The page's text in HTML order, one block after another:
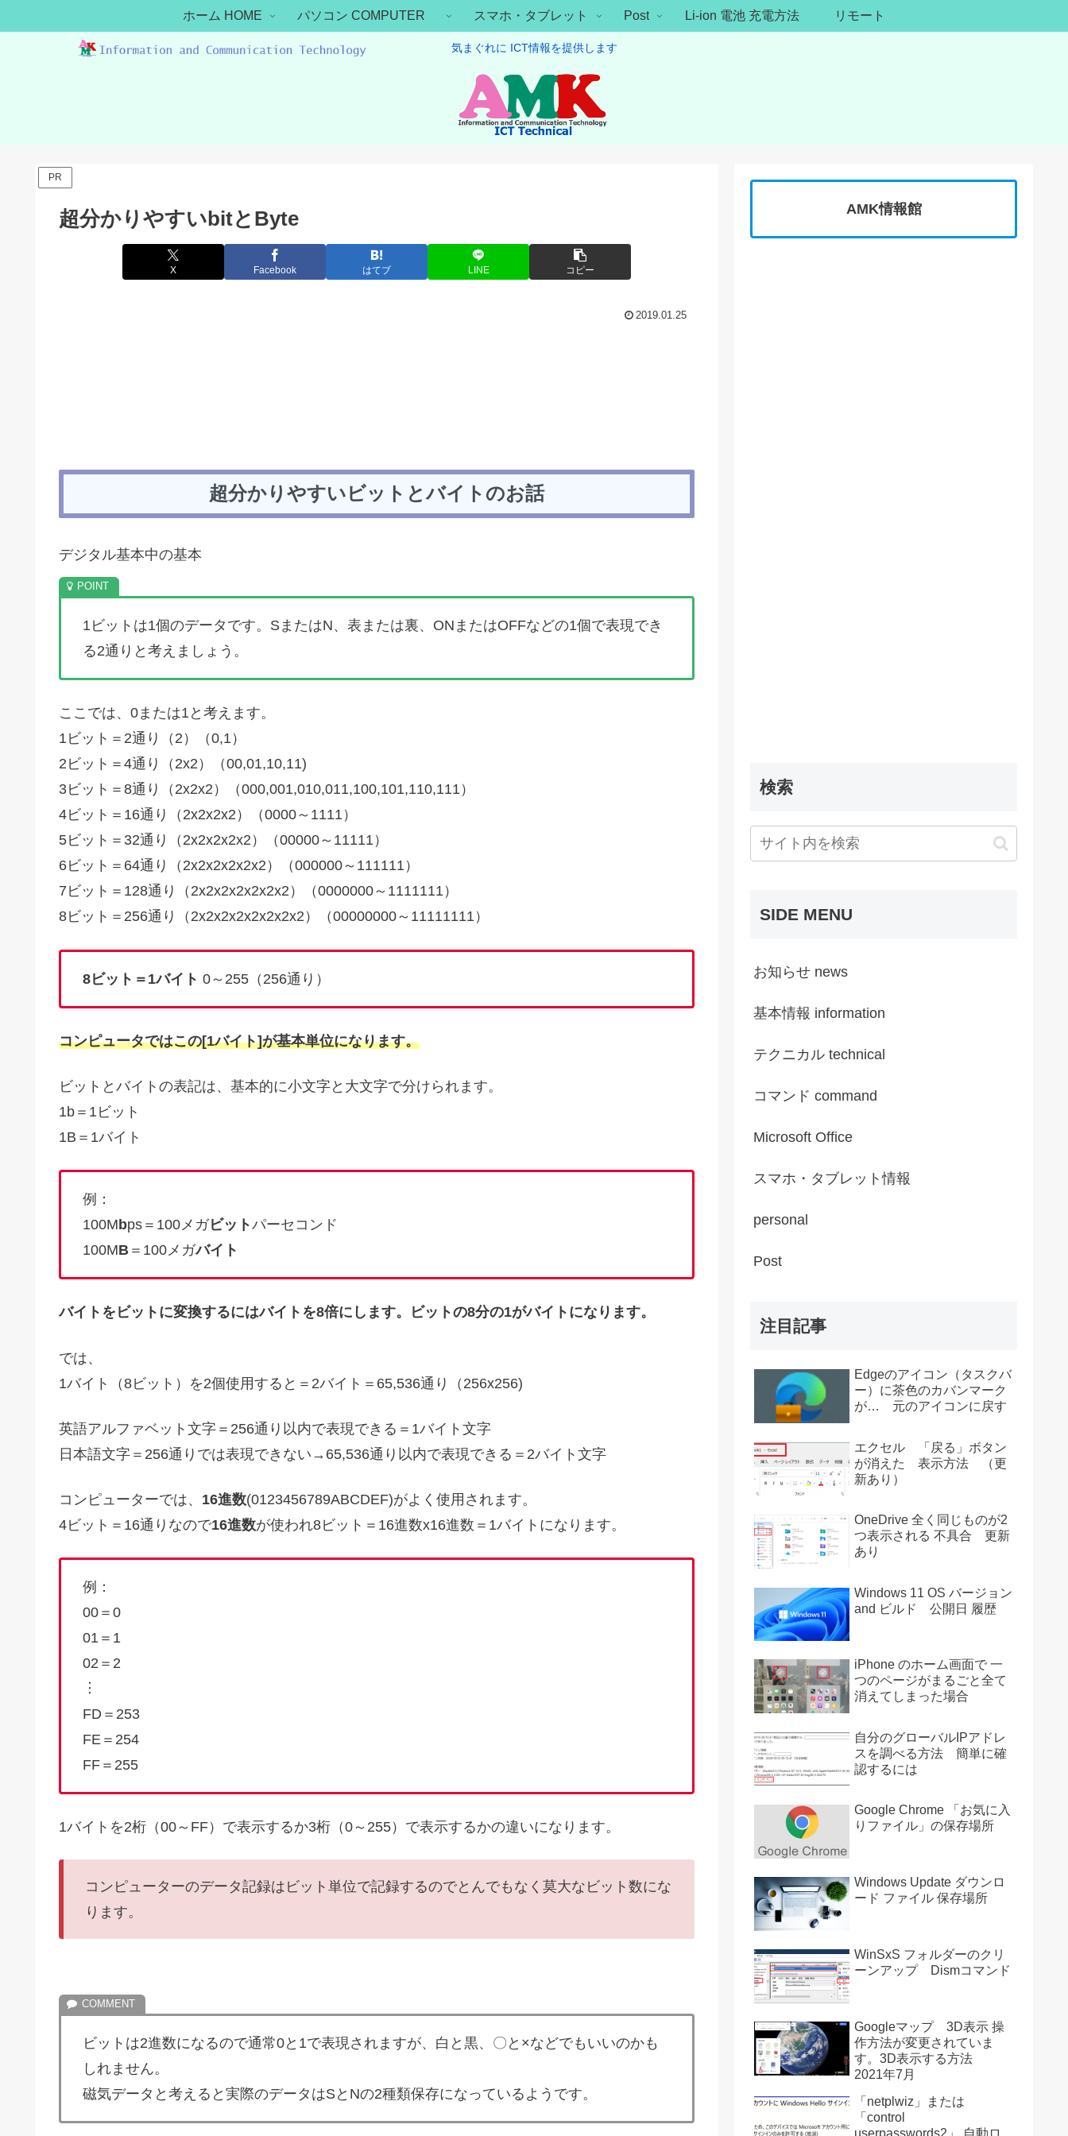
気まぐれに ICT情報を提供します
ホーム HOME パソコン COMPUTER スマホ・タブレット Post Li-ion 電池 充電方法 リモート
PR
超分かりやすいbitとByte
X Facebook はてブ LINE コピー
2019.01.25
超分かりやすいビットとバイトのお話
デジタル基本中の基本
1ビットは1個のデータです。SまたはN、表または裏、ONまたはOFFなどの1個で表現でき
る2通りと考えましょう。
ここでは、0または1と考えます。
1ビット＝2通り（2）（0,1）
2ビット＝4通り（2x2）（00,01,10,11)
3ビット＝8通り（2x2x2）（000,001,010,011,100,101,110,111）
4ビット＝16通り（2x2x2x2）（0000～1111）
5ビット＝32通り（2x2x2x2x2）（00000～11111）
6ビット＝64通り（2x2x2x2x2x2）（000000～111111）
7ビット＝128通り（2x2x2x2x2x2x2）（0000000～1111111）
8ビット＝256通り（2x2x2x2x2x2x2x2）（00000000～11111111）
8ビット＝1バイト 0～255（256通り）
コンピュータではこの[1バイト]が基本単位になります。
ビットとバイトの表記は、基本的に小文字と大文字で分けられます。
1b＝1ビット
1B＝1バイト
例：
100M bps＝100メガビットパーセコンド
100MB ＝100メガバイト
バイトをビットに変換するにはバイトを8倍にします。ビットの8分の1がバイトになります。
では、
1バイト（8ビット）を2個使用すると＝2バイト＝65,536通り（256x256)
英語アルファベット文字＝256通り以内で表現できる＝1バイト文字
日本語文字＝256通りでは表現できない→65,536通り以内で表現できる＝2バイト文字
コンピューターでは、 16進数(0123456789ABCDEF)がよく使用されます。
4ビット＝16通りなので16進数が使われ8ビット＝16進数x16進数＝1バイトになります。
例：
00＝0
01＝1
02＝2
︙
FD＝253
FE＝254
FF＝255
1バイトを2桁（00～FF）で表示するか3桁（0～255）で表示するかの違いになります。
コンピューターのデータ記録はビット単位で記録するのでとんでもなく莫大なビット数にな
ります。
ビットは2進数になるので通常0と1で表現されますが、白と黒、〇と×などでもいいのかも
しれません。
磁気データと考えると実際のデータはSとNの2種類保存になっているようです。
AMK情報館
検索
SIDE MENU
お知らせ news
基本情報 information
テクニカル technical
コマンド command
Microsoft Office
スマホ・タブレット情報
personal
Post
注目記事
Edgeのアイコン（タスクバ
ー）に茶色のカバンマーク
が… 元のアイコンに戻す
エクセル 「戻る」ボタン
が消えた 表示方法 （更
新あり）
OneDrive 全く同じものが2
つ表示される 不具合 更新
あり
Windows 11 OS バージョン
and ビルド 公開日 履歴
iPhone のホーム画面で 一
つのページがまるごと全て
消えてしまった場合
自分のグローバルIPアドレ
スを調べる方法 簡単に確
認するには
Google Chrome 「お気に入
りファイル」の保存場所
Windows Update ダウンロ
ード ファイル 保存場所
WinSxS フォルダーのクリ
ーンアップ Dismコマンド
Googleマップ 3D表示 操
作方法が変更されていま
す。3D表示する方法
2021年7月
「netplwiz」または
「control